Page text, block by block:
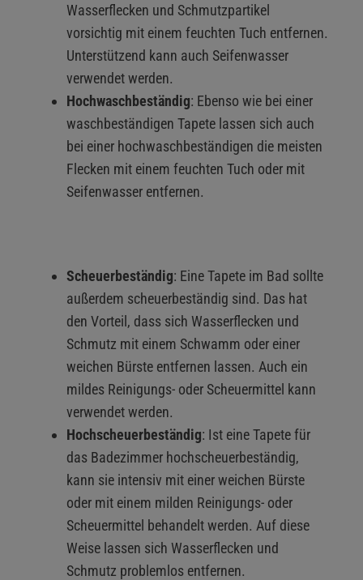
Wasserflecken und Schmutzpartikel
vorsichtig mit einem feuchten Tuch entfernen.
Unterstützend kann auch Seifenwasser
verwendet werden.
Hochwaschbeständig: Ebenso wie bei einer
waschbeständigen Tapete lassen sich auch
bei einer hochwaschbeständigen die meisten
Flecken mit einem feuchten Tuch oder mit
Seifenwasser entfernen.
Scheuerbeständig: Eine Tapete im Bad sollte
außerdem scheuerbeständig sind. Das hat
den Vorteil, dass sich Wasserflecken und
Schmutz mit einem Schwamm oder einer
weichen Bürste entfernen lassen. Auch ein
mildes Reinigungs- oder Scheuermittel kann
verwendet werden.
Hochscheuerbeständig: Ist eine Tapete für
das Badezimmer hochscheuerbeständig,
kann sie intensiv mit einer weichen Bürste
oder mit einem milden Reinigungs- oder
Scheuermittel behandelt werden. Auf diese
Weise lassen sich Wasserflecken und
Schmutz problemlos entfernen.